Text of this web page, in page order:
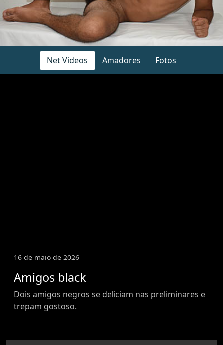
Net Videos Amadores Fotos
16 de maio de 2026
Amigos black
Dois amigos negros se deliciam nas preliminares e
trepam gostoso.